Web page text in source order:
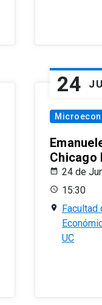
24
Chicago
24 de
15:30
Facultad
UC